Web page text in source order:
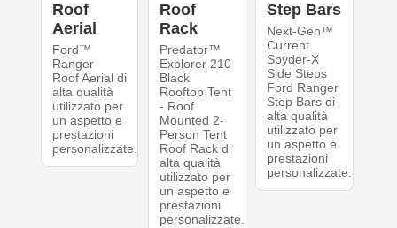
Roof
Aerial
Ford™
Ranger
Roof Aerial di
alta qualità
utilizzato per
un aspetto e
prestazioni
personalizzate.
Roof
Rack
Predator™
Explorer 210
Black
Rooftop Tent
- Roof
Mounted 2-
Person Tent
Roof Rack di
alta qualità
utilizzato per
un aspetto e
prestazioni
personalizzate.
Step Bars
Next-Gen™
Current
Spyder-X
Side Steps
Ford Ranger
Step Bars di
alta qualità
utilizzato per
un aspetto e
prestazioni
personalizzate.